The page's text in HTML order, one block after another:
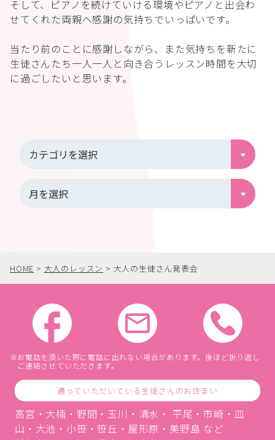
そして、ピアノを続けていける環境やピアノと出会わ
せてくれた両親へ感謝の気持ちでいっぱいです。
当たり前のことに感謝しながら、また気持ちを新たに
生徒さんたち一人一人と向き合うレッスン時間を大切
に過ごしたいと思います。
HOME > 大人のレッスン > 大人の生徒さん発表会
お電話を頂いた際に電話に出れない場合があります。後ほど折り返し
ご連絡させていただきます。
通っていただいている生徒さんのお住まい
高宮・大楠・野間・玉川・清水・ 平尾・市崎・皿
山・大池・小笹・笹丘・屋形原・美野島 など